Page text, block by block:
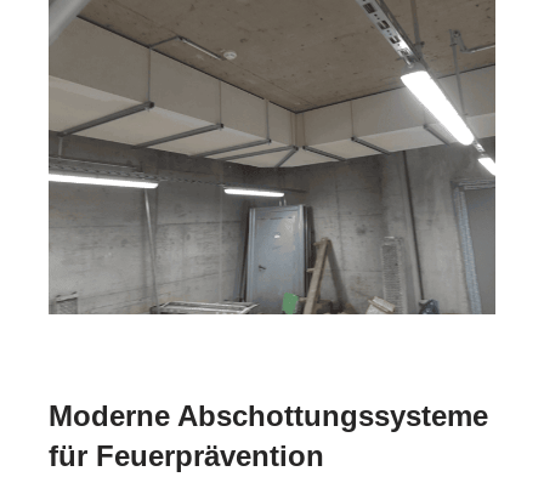
Moderne Abschottungssysteme
für Feuerprävention